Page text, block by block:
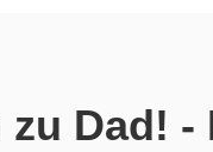
Dad! -